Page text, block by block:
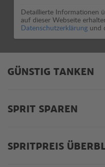
Detaillierte Informationen
auf dieser Webseite
Datenschutzerklärung und
GÜNSTIG TANKEN
SPRIT SPAREN
SPRITPREIS